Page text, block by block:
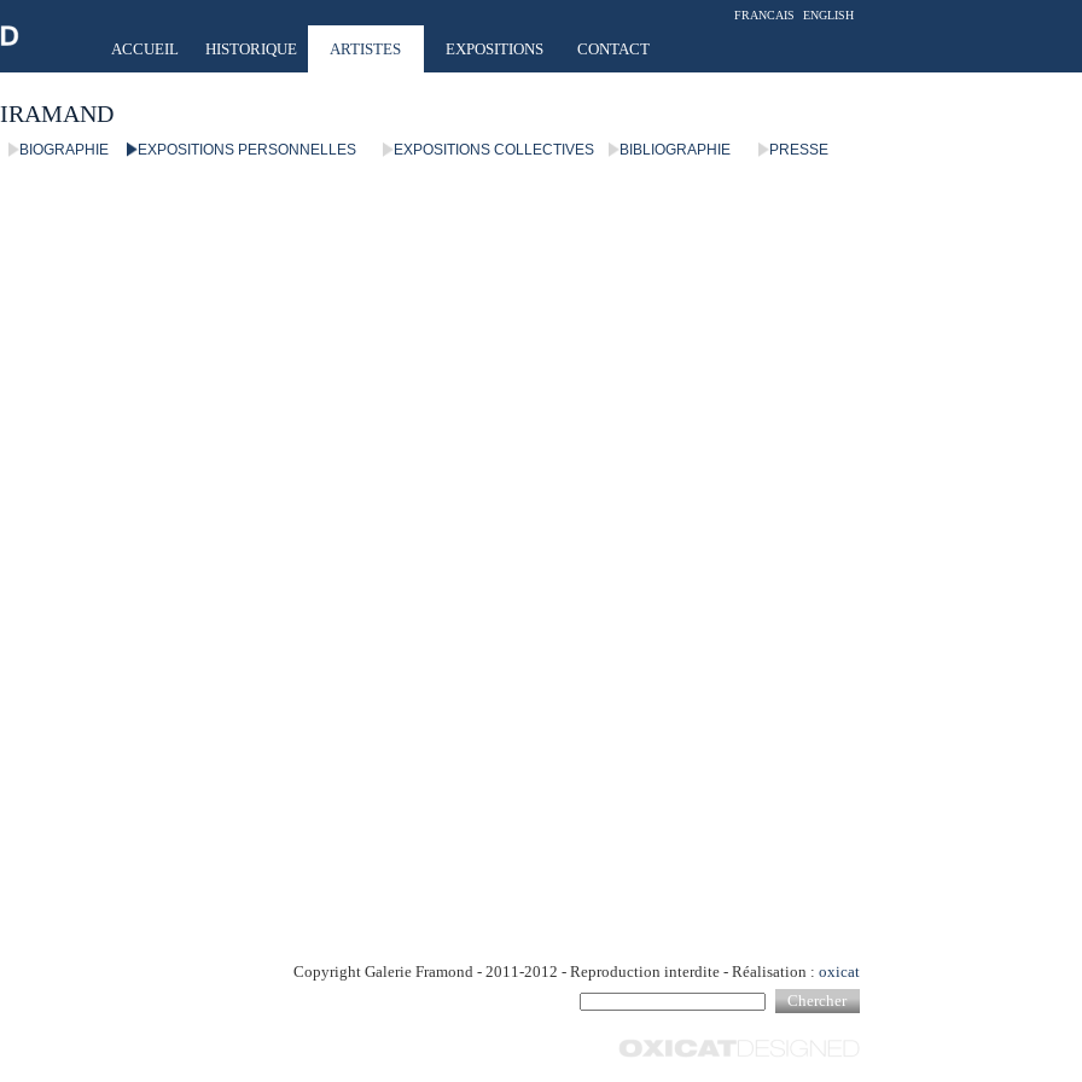
PRESSE
BIBLIOGRAPHIE
EXPOSITIONS COLLECTIVES
EXPOSITIONS PERSONNELLES
BIOGRAPHIE
EXPOSITIONS
ENGLISH
FRANCAIS
ARTISTES
HISTORIQUE
ACCUEIL CONTACT
Chercher
Copyright Galerie Framond - 2011-2012 - Reproduction interdite - Réalisation : oxicat